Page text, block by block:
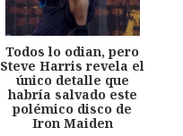
Todos lo odian, pero
Steve Harris revela el
único detalle que
habría salvado este
polémico disco de
Iron Maiden